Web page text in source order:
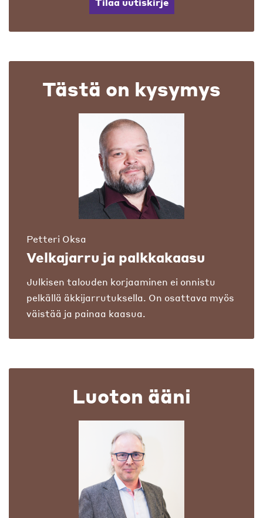
Tästä on kysymys
Petteri Oksa
Velkajarru ja palkkakaasu
Julkisen talouden korjaaminen ei onnistu
pelkällä äkkijarrutuksella. On osattava myös
väistää ja painaa kaasua.
Luoton ääni